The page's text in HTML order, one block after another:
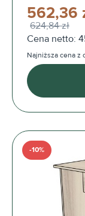
562,36
624,84 zł
Cena netto:
Najniższa cena z
-10%